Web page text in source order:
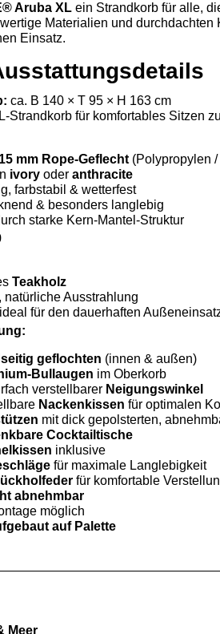
Aruba XL ein Strandkorb für alle,
Materialien und durchdachten
Einsatz.
ca. B 140 × T 95 × H 163 cm
Strandkorb für komfortables Sitzen
15 mm Rope-Geflecht (Polypropylen
ivory oder anthracite
farbstabil & wetterfest
& besonders langlebig
starke Kern-Mantel-Struktur
Teakholz
natürliche Ausstrahlung
für den dauerhaften
geflochten (innen & außen)
Bullaugen im Oberkorb
verstellbarer Neigungswinkel
Nackenkissen für optimalen
mit dick gepolsterten,
Cocktailtische
inklusive
für maximale Langlebigkeit
für komfortable
abnehmbar
möglich
auf Palette
Meer